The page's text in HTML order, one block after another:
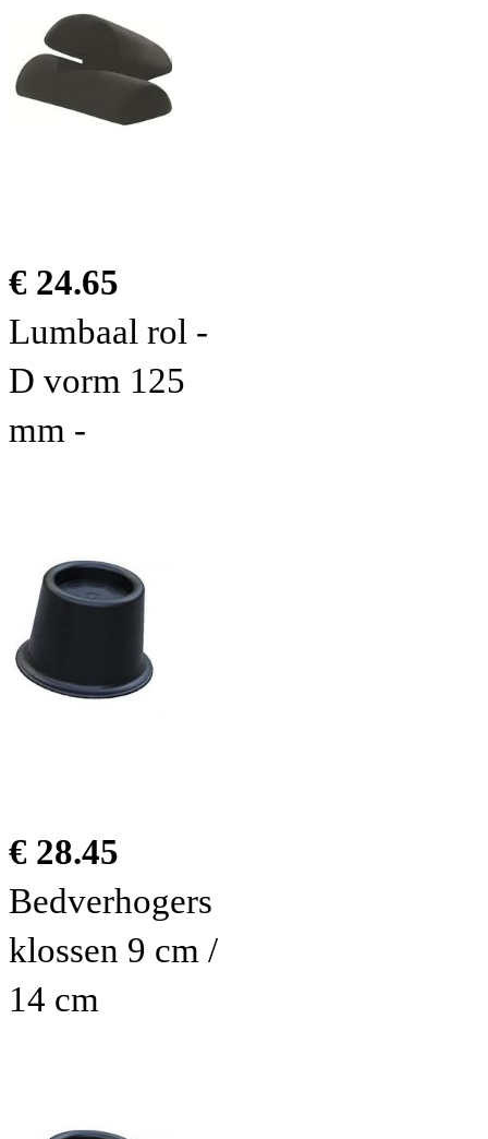
€ 24.65
Lumbaal rol -
D vorm 125
mm -
€ 28.45
Bedverhogers
klossen 9 cm /
14 cm